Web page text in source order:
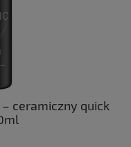
ceramiczny quick